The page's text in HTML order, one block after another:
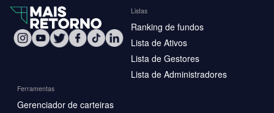
Listas
Ranking de fundos
Lista de Ativos
Lista de Gestores
Lista de Administradores
Ferramentas
Gerenciador de carteiras